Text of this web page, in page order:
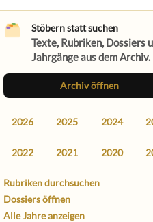
Stöbern statt suchen
Texte, Rubriken, Dossiers
Jahrgänge aus dem Archiv.
Archiv öffnen
2026 2025 2024
2022 2021 2020
Rubriken durchsuchen
Dossiers öffnen
Alle Jahre anzeigen